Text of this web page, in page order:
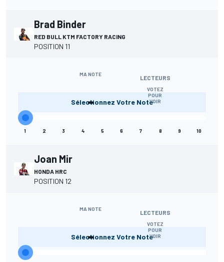
Brad Binder
RED BULL KTM FACTORY RACING
POSITION 11
MA NOTE
-
LECTEURS
VOTEZ
POUR
VOIR
Sélectionnez Votre Note
1 2 3 4 5 6 7 8 9 10
Joan Mir
HONDA HRC
POSITION 12
MA NOTE
-
LECTEURS
VOTEZ
POUR
VOIR
Sélectionnez Votre Note